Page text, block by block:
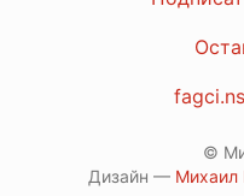
©
Дизайн —